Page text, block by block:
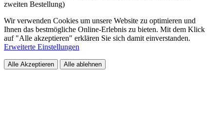
zweiten Bestellung)
Wir verwenden Cookies um unsere Website zu optimieren und
Ihnen das bestmögliche Online-Erlebnis zu bieten. Mit dem Klick
auf "Alle akzeptieren" erklären Sie sich damit einverstanden.
Erweiterte Einstellungen
Alle Akzeptieren Alle ablehnen